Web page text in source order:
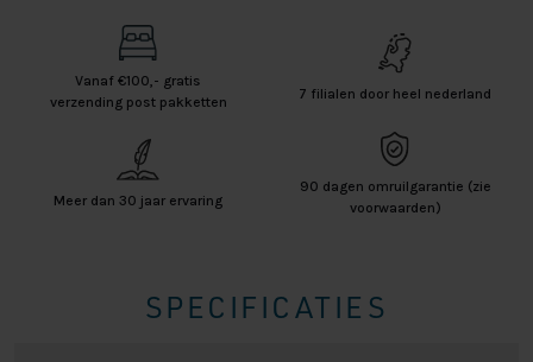
Vanaf €100,- gratis
verzending post pakketten
7 filialen door heel nederland
Meer dan 30 jaar ervaring
90 dagen omruilgarantie (zie
voorwaarden)
SPECIFICATIES